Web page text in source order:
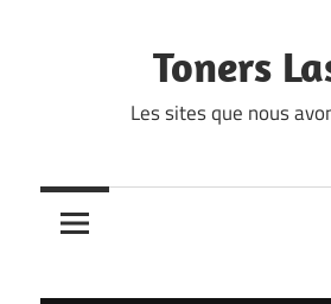
Toners
Les sites que nous